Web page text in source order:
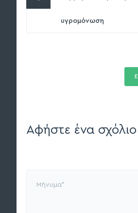
υγρομόνωση
Αφήστε ένα σχόλιο